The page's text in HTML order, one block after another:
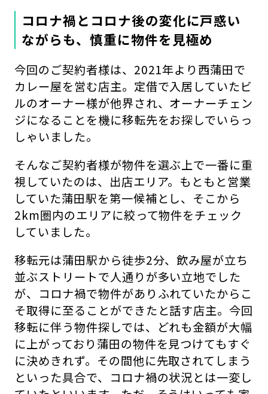
コロナ禍とコロナ後の変化に戸惑い
ながらも、慎重に物件を見極め
今回のご契約者様は、2021年より西蒲田で
カレー屋を営む店主。定借で入居していたビ
ルのオーナー様が他界され、オーナーチェン
ジになることを機に移転先をお探しでいらっ
しゃいました。
そんなご契約者様が物件を選ぶ上で一番に重
視していたのは、出店エリア。もともと営業
していた蒲田駅を第一候補とし、そこから
2km圏内のエリアに絞って物件をチェック
していました。
移転元は蒲田駅から徒歩2分、飲み屋が立ち
並ぶストリートで人通りが多い立地でした
が、コロナ禍で物件がありふれていたからこ
そ取得に至ることができたと話す店主。今回
移転に伴う物件探しでは、どれも金額が大幅
に上がっており蒲田の物件を見つけてもすぐ
に決めきれず。その間他に先取されてしまう
といった具合で、コロナ禍の状況とは一変し